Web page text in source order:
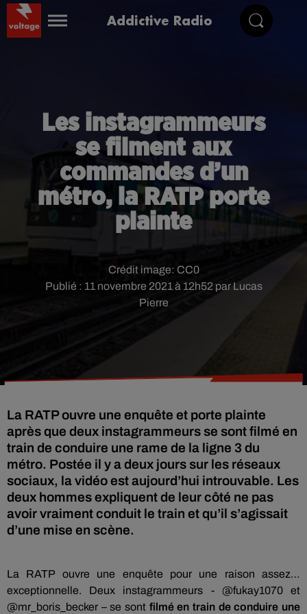
Addictive Radio
Les instagrammeurs
se filment aux
commandes d’un
métro, la RATP porte
plainte
Publié : 11 novembre 2021 à 12h52 par Lucas
Pierre
Crédit image: CC0
La RATP ouvre une enquête et porte plainte
après que deux instagrammeurs se sont filmé en
train de conduire une rame de la ligne 3 du
métro. Postée il y a deux jours sur les réseaux
sociaux, la vidéo est aujourd’hui introuvable. Les
deux hommes expliquent de leur côté ne pas
avoir vraiment conduit le train et qu’il s’agissait
d’une mise en scène.
La RATP ouvre une enquête pour une raison assez…
exceptionnelle. Deux instagrammeurs - @fukay1070 et
@mr_boris_becker – se sont filmé en train de conduire une